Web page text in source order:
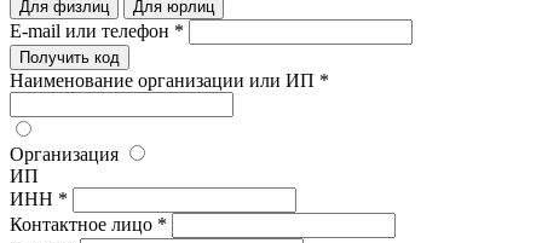
Для физлиц Для юрлиц
E-mail или телефон *
Получить код
Наименование организации или ИП *
Организация
ИП
ИНН *
Контактное лицо *